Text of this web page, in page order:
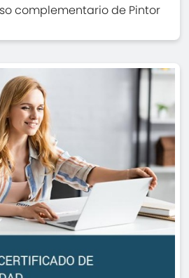
complementario de Pintor